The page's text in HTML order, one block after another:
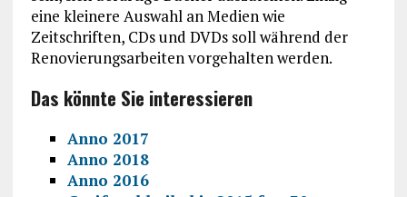
eine kleinere Auswahl an Medien wie
Zeitschriften, CDs und DVDs soll während der
Renovierungsarbeiten vorgehalten werden.
Das könnte Sie interessieren
Anno 2017
Anno 2018
Anno 2016